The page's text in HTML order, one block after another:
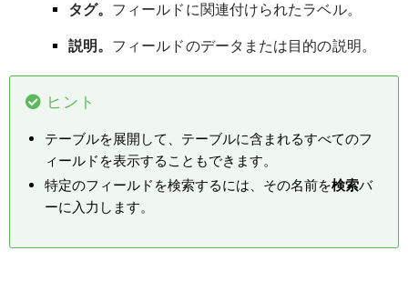
タグ。 フィールドに関連付けられたラベル。
説明。 フィールドのデータまたは目的の説明。
ヒント
テーブルを展開して、テーブルに含まれるすべてのフ
ィールドを表示することもできます。
特定のフィールドを検索するには、その名前を検索バ
ーに入力します。